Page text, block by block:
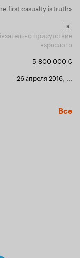
во
first casualty is truth»
R
присутствие
взрослого
5 800 000 €
26 апреля 2016
Все